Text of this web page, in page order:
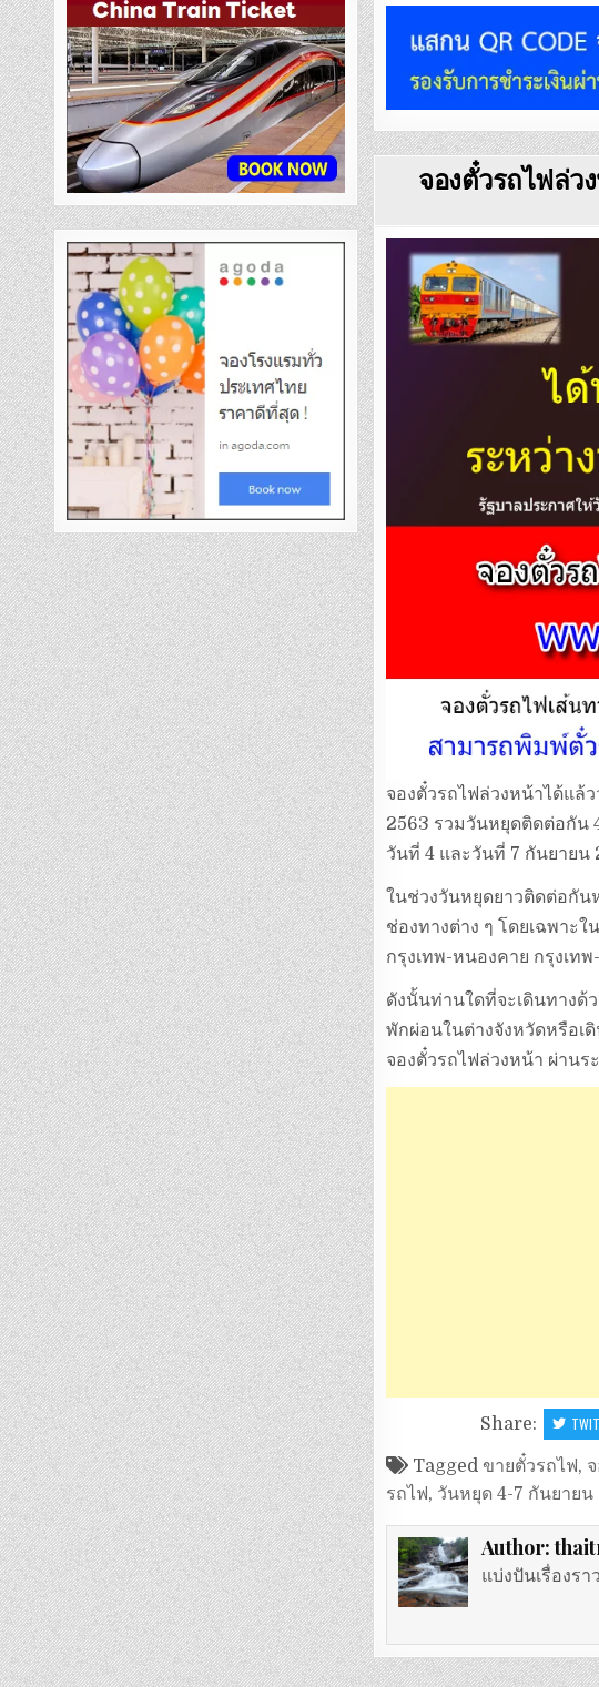
จองตั๋วรถไฟล่ว
จองตั๋วรถไฟล่วงหน้าได้แล้
2563 รวมวันหยุดติดต่อกัน
วันที่ 4 และวันที่ 7 กันยายน
ในช่วงวันหยุดยาวติดต่อกัน
ช่องทางต่าง ๆ โดยเฉพาะ
กรุงเทพ-หนองคาย กรุงเท
ดังนั้นท่านใดที่จะเดินทางด้
พักผ่อนในต่างจังหวัดหรือเ
จองตั๋วรถไฟล่วงหน้า ผ่านร
Share:
Tagged ขายตั๋วรถไฟ,
รถไฟ, วันหยุด 4-7 กันยายน
Author:
แบ่งปันเรื่องรา